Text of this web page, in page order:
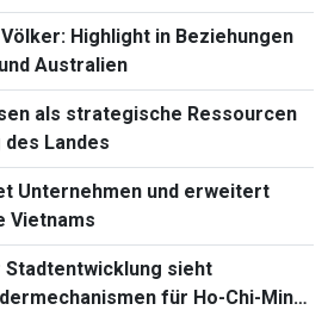
Highlight in Beziehungen
Australien
als strategische Ressourcen
Landes
Unternehmen und erweitert
Vietnams
sieht
für Ho-Chi-Minh-